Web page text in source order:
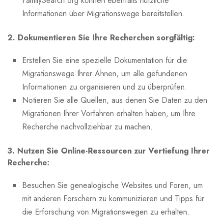
Informationen über Migrationswege bereitstellen.
2.⁣ Dokumentieren Sie Ihre ⁣Recherchen sorgfältig:
Erstellen Sie eine spezielle​ Dokumentation für die
Migrationswege Ihrer Ahnen,⁤ um alle gefundenen
Informationen zu organisieren und⁤ zu überprüfen.
Notieren Sie alle Quellen, aus ‌denen Sie Daten zu den
Migrationen Ihrer ​Vorfahren erhalten haben, ⁣um Ihre‌
Recherche nachvollziehbar zu machen.
3. Nutzen ​Sie Online-Ressourcen ‍zur Vertiefung Ihrer
Recherche:
Besuchen Sie‍ genealogische Websites und‌ Foren, um
mit anderen Forschern zu kommunizieren​ und Tipps ​für
die Erforschung von Migrationswegen zu erhalten.